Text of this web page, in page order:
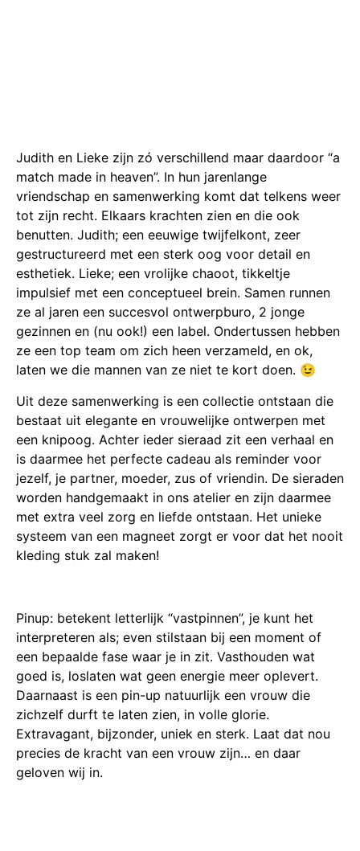
Judith en Lieke zijn zó verschillend maar daardoor “a
match made in heaven”. In hun jarenlange
vriendschap en samenwerking komt dat telkens weer
tot zijn recht. Elkaars krachten zien en die ook
benutten. Judith; een eeuwige twijfelkont, zeer
gestructureerd met een sterk oog voor detail en
esthetiek. Lieke; een vrolijke chaoot, tikkeltje
impulsief met een conceptueel brein. Samen runnen
ze al jaren een succesvol ontwerpburo, 2 jonge
gezinnen en (nu ook!) een label. Ondertussen hebben
ze een top team om zich heen verzameld, en ok,
laten we die mannen van ze niet te kort doen. 😉
Uit deze samenwerking is een collectie ontstaan die
bestaat uit elegante en vrouwelijke ontwerpen met
een knipoog. Achter ieder sieraad zit een verhaal en
is daarmee het perfecte cadeau als reminder voor
jezelf, je partner, moeder, zus of vriendin. De sieraden
worden handgemaakt in ons atelier en zijn daarmee
met extra veel zorg en liefde ontstaan. Het unieke
systeem van een magneet zorgt er voor dat het nooit
kleding stuk zal maken!
Pinup: betekent letterlijk “vastpinnen”, je kunt het
interpreteren als; even stilstaan bij een moment of
een bepaalde fase waar je in zit. Vasthouden wat
goed is, loslaten wat geen energie meer oplevert.
Daarnaast is een pin-up natuurlijk een vrouw die
zichzelf durft te laten zien, in volle glorie.
Extravagant, bijzonder, uniek en sterk. Laat dat nou
precies de kracht van een vrouw zijn… en daar
geloven wij in.